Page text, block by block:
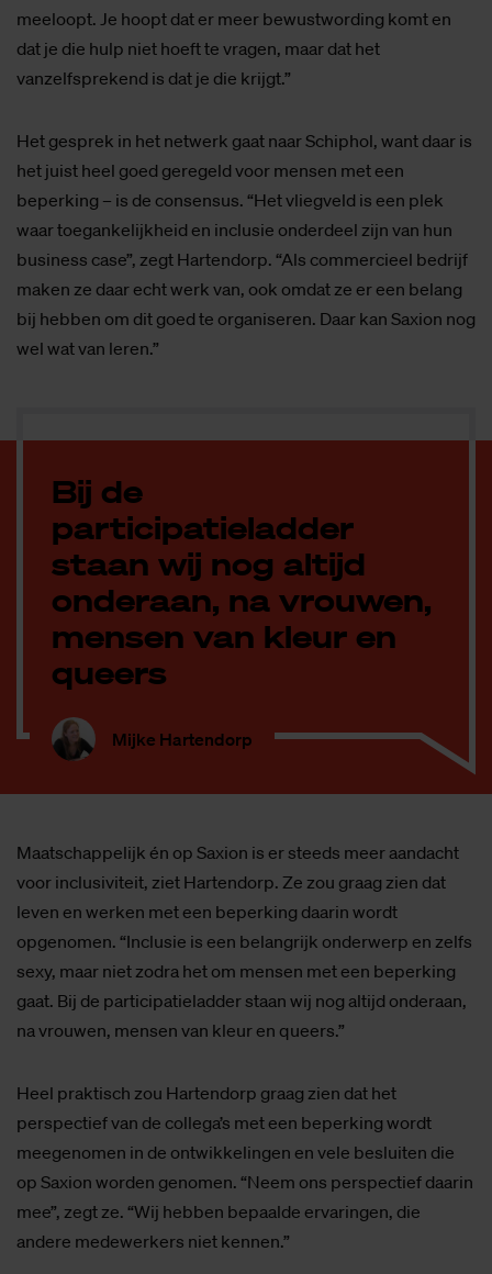
meeloopt. Je hoopt dat er meer bewustwording komt en
dat je die hulp niet hoeft te vragen, maar dat het
vanzelfsprekend is dat je die krijgt.”
Het gesprek in het netwerk gaat naar Schiphol, want daar is
het juist heel goed geregeld voor mensen met een
beperking – is de consensus. “Het vliegveld is een plek
waar toegankelijkheid en inclusie onderdeel zijn van hun
business case”, zegt Hartendorp. “Als commercieel bedrijf
maken ze daar echt werk van, ook omdat ze er een belang
bij hebben om dit goed te organiseren. Daar kan Saxion nog
wel wat van leren.”
Bij de
participatieladder
staan wij nog altijd
onderaan, na vrouwen,
mensen van kleur en
queers
Mijke Hartendorp
Maatschappelijk én op Saxion is er steeds meer aandacht
voor inclusiviteit, ziet Hartendorp. Ze zou graag zien dat
leven en werken met een beperking daarin wordt
opgenomen. “Inclusie is een belangrijk onderwerp en zelfs
sexy, maar niet zodra het om mensen met een beperking
gaat. Bij de participatieladder staan wij nog altijd onderaan,
na vrouwen, mensen van kleur en queers.”
Heel praktisch zou Hartendorp graag zien dat het
perspectief van de collega’s met een beperking wordt
meegenomen in de ontwikkelingen en vele besluiten die
op Saxion worden genomen. “Neem ons perspectief daarin
mee”, zegt ze. “Wij hebben bepaalde ervaringen, die
andere medewerkers niet kennen.”